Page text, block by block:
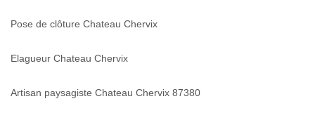
Pose de clôture Chateau Chervix
Elagueur Chateau Chervix
Artisan paysagiste Chateau Chervix 87380